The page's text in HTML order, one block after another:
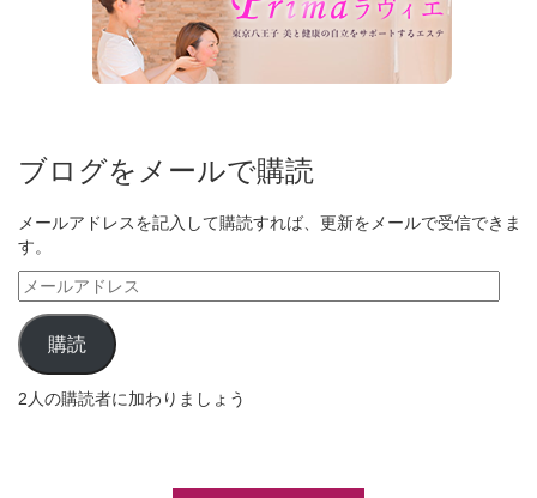
ブログをメールで購読
メールアドレスを記入して購読すれば、更新をメールで受信できま
す。
メ
ー
ル
ア
ド
レ
購読
2人の購読者に加わりましょう